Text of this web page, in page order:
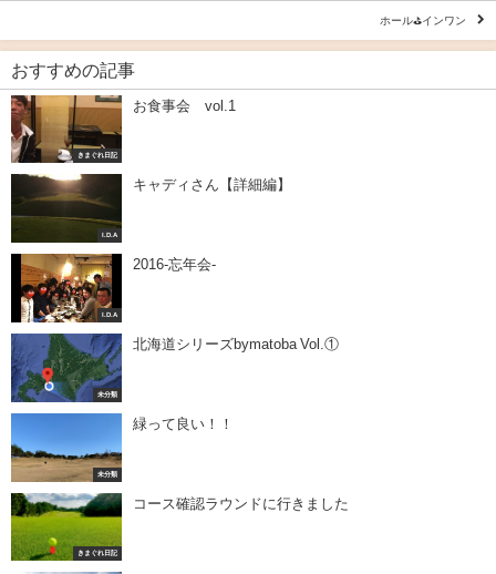
ホール⛳インワン
おすすめの記事
きまぐれ日記
お食事会 vol.1
I.D.A
キャディさん【詳細編】
I.D.A
2016-忘年会-
未分類
北海道シリーズbymatoba Vol.①
未分類
緑って良い！！
きまぐれ日記
コース確認ラウンドに行きました